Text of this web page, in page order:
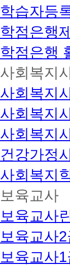
학습자등
학점은행
학점은행
사회복지
사회복지
사회복지
사회복지
건강가정
사회복지
보육교사
보육교사
보육교사
보육교사